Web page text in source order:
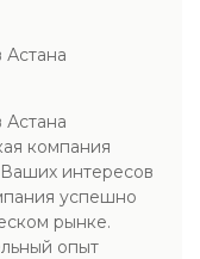
Астана
Астана
компания
интересов
успешно
рынке.
опыт